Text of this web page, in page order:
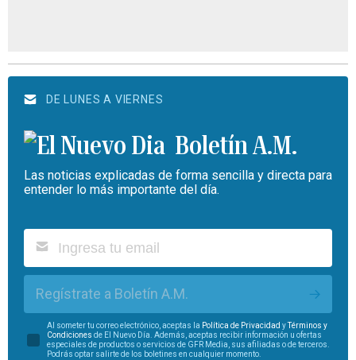
DE LUNES A VIERNES
Boletín A.M.
Las noticias explicadas de forma sencilla y directa para
entender lo más importante del día.
Regístrate a Boletín A.M.
Al someter tu correo electrónico, aceptas la Política de Privacidad yTérminos y
Condiciones de El Nuevo Día. Además, aceptas recibir información u ofertas
especiales de productos o servicios de GFR Media, sus afiliadas o de terceros.
Podrás optar salirte de los boletines en cualquier momento.